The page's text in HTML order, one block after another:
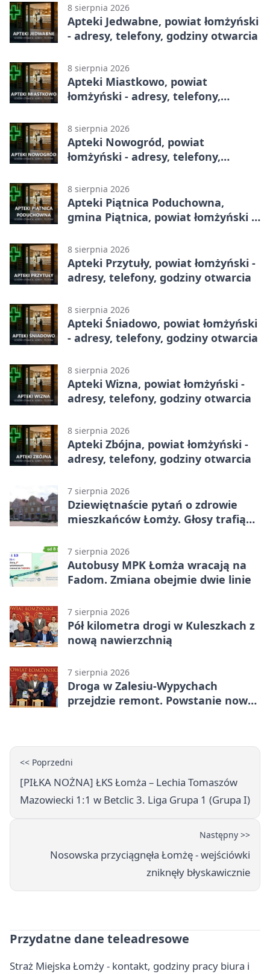
8 sierpnia 2026
Apteki Jedwabne, powiat łomżyński
- adresy, telefony, godziny otwarcia
8 sierpnia 2026
Apteki Miastkowo, powiat
łomżyński - adresy, telefony,
8 sierpnia 2026
Apteki Nowogród, powiat
łomżyński - adresy, telefony,
8 sierpnia 2026
Apteki Piątnica Poduchowna,
gmina Piątnica, powiat łomżyński -
8 sierpnia 2026
Apteki Przytuły, powiat łomżyński -
adresy, telefony, godziny otwarcia
8 sierpnia 2026
Apteki Śniadowo, powiat łomżyński
- adresy, telefony, godziny otwarcia
8 sierpnia 2026
Apteki Wizna, powiat łomżyński -
adresy, telefony, godziny otwarcia
8 sierpnia 2026
Apteki Zbójna, powiat łomżyński -
adresy, telefony, godziny otwarcia
7 sierpnia 2026
Dziewiętnaście pytań o zdrowie
mieszkańców Łomży. Głosy trafią
7 sierpnia 2026
Autobusy MPK Łomża wracają na
Fadom. Zmiana obejmie dwie linie
7 sierpnia 2026
Pół kilometra drogi w Kuleszkach z
nową nawierzchnią
7 sierpnia 2026
Droga w Zalesiu-Wypychach
przejdzie remont. Powstanie nowa
<< Poprzedni
[PIŁKA NOŻNA] ŁKS Łomża – Lechia Tomaszów
Mazowiecki 1:1 w Betclic 3. Liga Grupa 1 (Grupa I)
Następny >>
Nosowska przyciągnęła Łomżę - wejściówki
zniknęły błyskawicznie
Przydatne dane teleadresowe
Straż Miejska Łomży - kontakt, godziny pracy biura i